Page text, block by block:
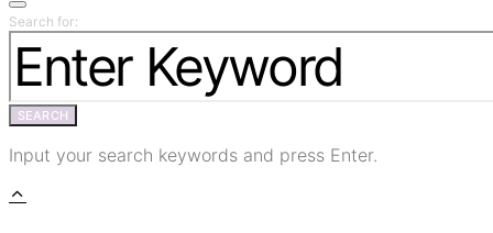
Search for:
SEARCH
Input your search keywords and press Enter.